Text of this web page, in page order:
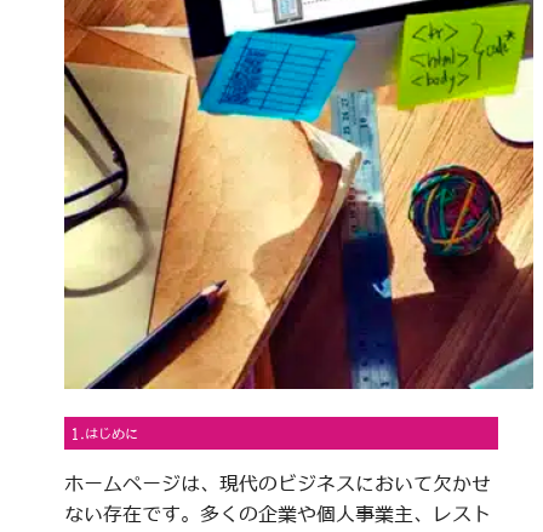
1.はじめに
ホームページは、現代のビジネスにおいて欠かせ
ない存在です。多くの企業や個人事業主、レスト